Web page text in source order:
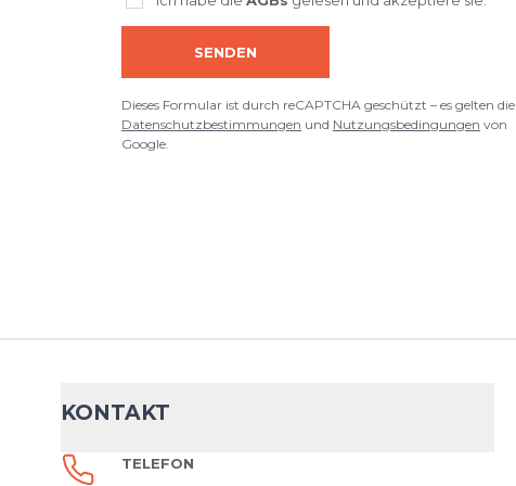
SENDEN
Dieses Formular ist durch reCAPTCHA geschützt – es gelten die
Datenschutzbestimmungen und Nutzungsbedingungen von
Google.
KONTAKT
TELEFON